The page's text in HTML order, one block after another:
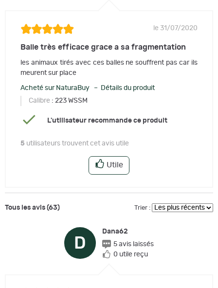
le 31/07/2020
Balle très efficace grace a sa fragmentation
les animaux tirés avec ces balles ne souffrent pas car ils
meurent sur place
Acheté sur NaturaBuy – Détails du produit
Calibre : 223 WSSM
L'utilisateur recommande ce produit
5 utilisateurs trouvent cet avis utile
Utile
Tous les avis (63) Trier :
D
Dana62
5 avis laissés
0 utile reçu